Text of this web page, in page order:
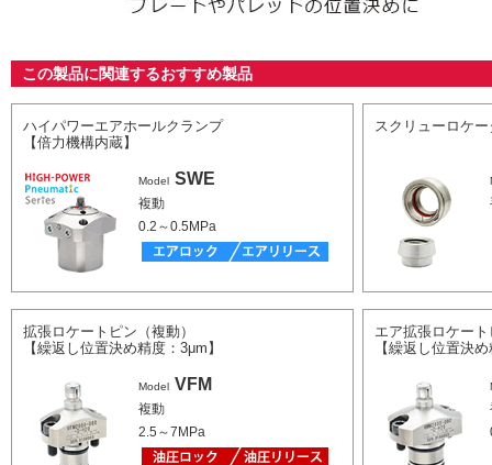
この製品に関連するおすすめ製品
ハイパワーエアホールクランプ
【倍力機構内蔵】
Model SWE
複動
0.2～0.5MPa
スクリューロケー
拡張ロケートピン（複動）
【繰返し位置決め精度：3μm】
Model VFM
複動
2.5～7MPa
エア拡張ロケート
【繰返し位置決